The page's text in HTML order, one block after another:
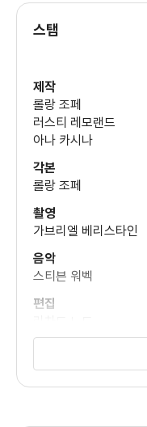
스탭
제작
롤랑 조페
러스티 레모랜드
아나 카시나
각본
롤랑 조페
촬영
가브리엘 베리스타인
음악
스티븐 워벡
편집